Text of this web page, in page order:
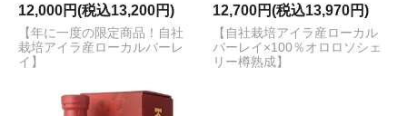
12,000円(税込13,200円)
【年に一度の限定商品！自社
栽培アイラ産ローカルバーレ
イ】
12,700円(税込13,970円)
【自社栽培アイラ産ローカル
バーレイ×100％オロロソシェ
リー樽熟成】